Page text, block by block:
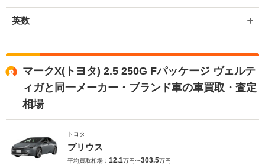
英数
マークX(トヨタ) 2.5 250G Fパッケージ ヴェルテ
ィガと同一メーカー・ブランド車の車買取・査定
相場
トヨタ
プリウス
平均買取相場： 12.1万円〜303.5万円